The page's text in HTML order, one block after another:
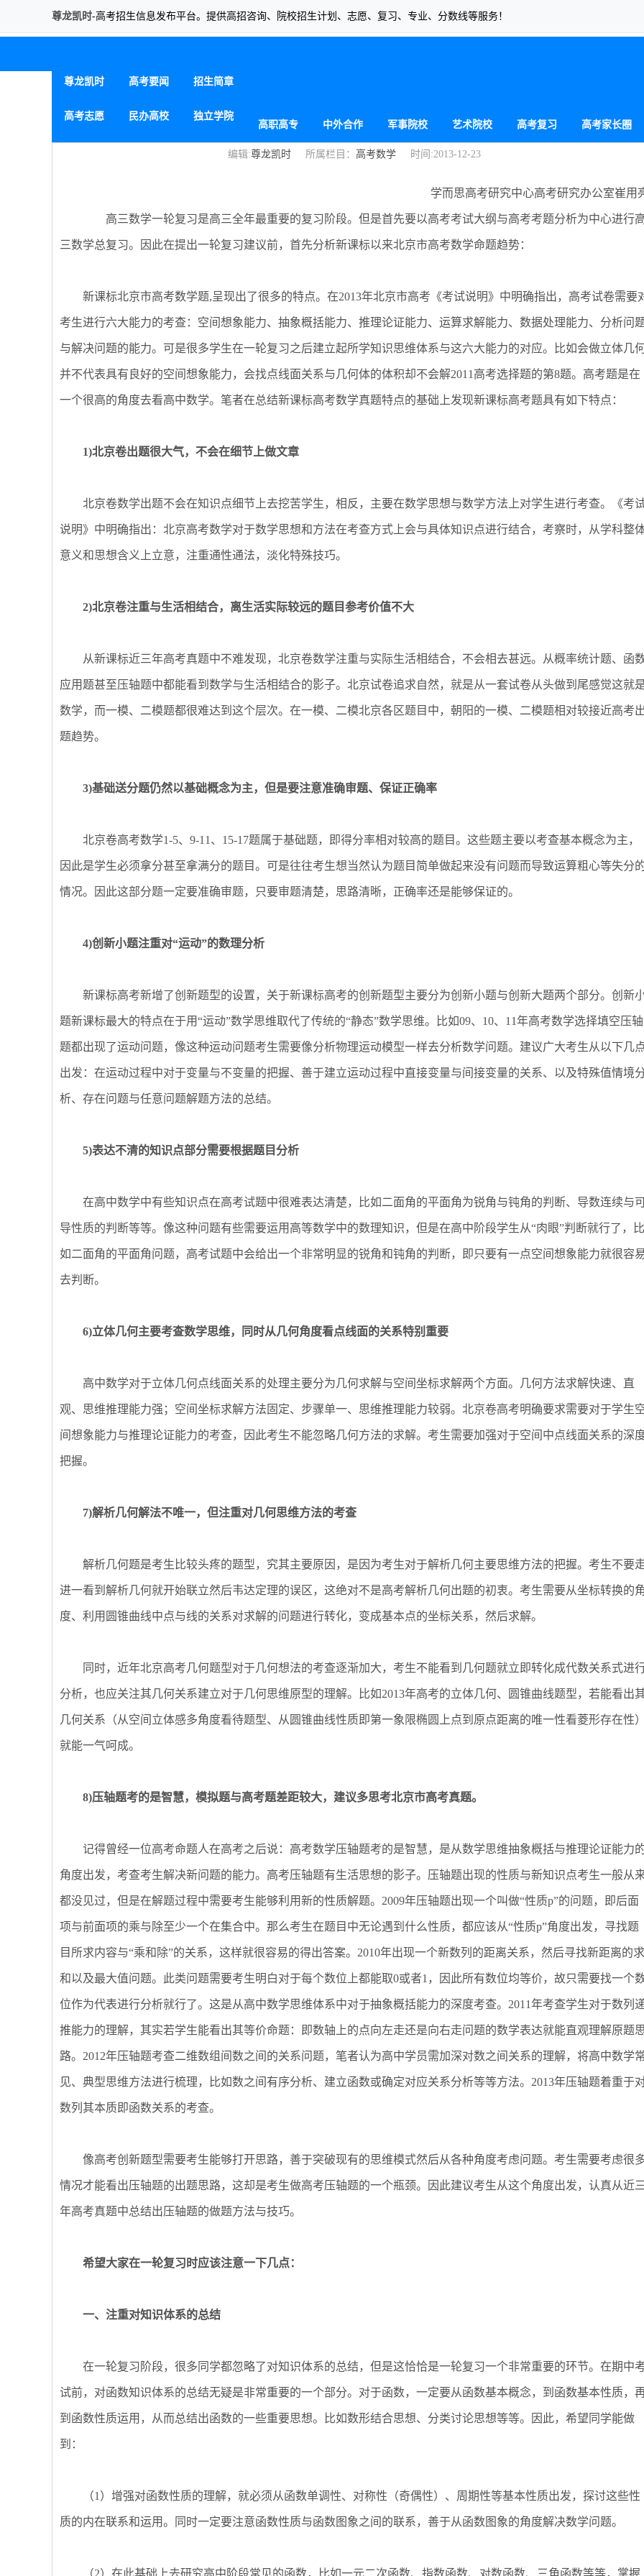
尊龙凯时-高考招生信息发布平台。提供高招咨询、院校招生计划、志愿、复习、专业、分数线等服务！
尊龙凯时 高考要闻 招生简章
高考志愿 民办高校
独立学院
高职高专
中外合作 军事院校 艺术院校 高考复习 高考家长圈
编辑:尊龙凯时 所属栏目： 高考数学 时间:2013-12-23
学而思高考研究中心高考研究办公室崔用
高三数学一轮复习是高三全年最重要的复习阶段。但是首先要以高考考试大纲与高考考题分析为中心进行
三数学总复习。因此在提出一轮复习建议前，首先分析新课标以来北京市高考数学命题趋势：
新课标北京市高考数学题,呈现出了很多的特点。在2013年北京市高考《考试说明》中明确指出，高考试卷需要
考生进行六大能力的考查：空间想象能力、抽象概括能力、推理论证能力、运算求解能力、数据处理能力、分析问
与解决问题的能力。可是很多学生在一轮复习之后建立起所学知识思维体系与这六大能力的对应。比如会做立体几
并不代表具有良好的空间想象能力，会找点线面关系与几何体的体积却不会解2011高考选择题的第8题。高考题是在
一个很高的角度去看高中数学。笔者在总结新课标高考数学真题特点的基础上发现新课标高考题具有如下特点：
1)北京卷出题很大气，不会在细节上做文章
北京卷数学出题不会在知识点细节上去挖苦学生，相反，主要在数学思想与数学方法上对学生进行考查。《考
说明》中明确指出：北京高考数学对于数学思想和方法在考查方式上会与具体知识点进行结合，考察时，从学科整
意义和思想含义上立意，注重通性通法，淡化特殊技巧。
2)北京卷注重与生活相结合，离生活实际较远的题目参考价值不大
从新课标近三年高考真题中不难发现，北京卷数学注重与实际生活相结合，不会相去甚远。从概率统计题、函
应用题甚至压轴题中都能看到数学与生活相结合的影子。北京试卷追求自然，就是从一套试卷从头做到尾感觉这就
数学，而一模、二模题都很难达到这个层次。在一模、二模北京各区题目中，朝阳的一模、二模题相对较接近高考
题趋势。
3)基础送分题仍然以基础概念为主，但是要注意准确审题、保证正确率
北京卷高考数学1-5、9-11、15-17题属于基础题，即得分率相对较高的题目。这些题主要以考查基本概念为主，
因此是学生必须拿分甚至拿满分的题目。可是往往考生想当然认为题目简单做起来没有问题而导致运算粗心等失分
情况。因此这部分题一定要准确审题，只要审题清楚，思路清晰，正确率还是能够保证的。
4)创新小题注重对“运动”的数理分析
新课标高考新增了创新题型的设置，关于新课标高考的创新题型主要分为创新小题与创新大题两个部分。创新
题新课标最大的特点在于用“运动”数学思维取代了传统的“静态”数学思维。比如09、10、11年高考数学选择填空压轴
题都出现了运动问题，像这种运动问题考生需要像分析物理运动模型一样去分析数学问题。建议广大考生从以下几
出发：在运动过程中对于变量与不变量的把握、善于建立运动过程中直接变量与间接变量的关系、以及特殊值情境
析、存在问题与任意问题解题方法的总结。
5)表达不清的知识点部分需要根据题目分析
在高中数学中有些知识点在高考试题中很难表达清楚，比如二面角的平面角为锐角与钝角的判断、导数连续与
导性质的判断等等。像这种问题有些需要运用高等数学中的数理知识，但是在高中阶段学生从“肉眼”判断就行了，比
如二面角的平面角问题，高考试题中会给出一个非常明显的锐角和钝角的判断，即只要有一点空间想象能力就很容
去判断。
6)立体几何主要考查数学思维，同时从几何角度看点线面的关系特别重要
高中数学对于立体几何点线面关系的处理主要分为几何求解与空间坐标求解两个方面。几何方法求解快速、直
观、思维推理能力强；空间坐标求解方法固定、步骤单一、思维推理能力较弱。北京卷高考明确要求需要对于学生
间想象能力与推理论证能力的考查，因此考生不能忽略几何方法的求解。考生需要加强对于空间中点线面关系的深
把握。
7)解析几何解法不唯一，但注重对几何思维方法的考查
解析几何题是考生比较头疼的题型，究其主要原因，是因为考生对于解析几何主要思维方法的把握。考生不要
进一看到解析几何就开始联立然后韦达定理的误区，这绝对不是高考解析几何出题的初衷。考生需要从坐标转换的角
度、利用圆锥曲线中点与线的关系对求解的问题进行转化，变成基本点的坐标关系，然后求解。
同时，近年北京高考几何题型对于几何想法的考查逐渐加大，考生不能看到几何题就立即转化成代数关系式进
分析，也应关注其几何关系建立对于几何思维原型的理解。比如2013年高考的立体几何、圆锥曲线题型，若能看出
几何关系（从空间立体感多角度看待题型、从圆锥曲线性质即第一象限椭圆上点到原点距离的唯一性看菱形存在性）
就能一气呵成。
8)压轴题考的是智慧，模拟题与高考题差距较大，建议多思考北京市高考真题。
记得曾经一位高考命题人在高考之后说：高考数学压轴题考的是智慧，是从数学思维抽象概括与推理论证能力
角度出发，考查考生解决新问题的能力。高考压轴题有生活思想的影子。压轴题出现的性质与新知识点考生一般从
都没见过，但是在解题过程中需要考生能够利用新的性质解题。2009年压轴题出现一个叫做“性质p”的问题，即后面
项与前面项的乘与除至少一个在集合中。那么考生在题目中无论遇到什么性质，都应该从“性质p”角度出发，寻找题
目所求内容与“乘和除”的关系，这样就很容易的得出答案。2010年出现一个新数列的距离关系，然后寻找新距离的求
和以及最大值问题。此类问题需要考生明白对于每个数位上都能取0或者1，因此所有数位均等价，故只需要找一个
位作为代表进行分析就行了。这是从高中数学思维体系中对于抽象概括能力的深度考查。2011年考查学生对于数列
推能力的理解，其实若学生能看出其等价命题：即数轴上的点向左走还是向右走问题的数学表达就能直观理解原题
路。2012年压轴题考查二维数组间数之间的关系问题，笔者认为高中学员需加深对数之间关系的理解，将高中数学
见、典型思维方法进行梳理，比如数之间有序分析、建立函数或确定对应关系分析等等方法。2013年压轴题着重于
数列其本质即函数关系的考查。
像高考创新题型需要考生能够打开思路，善于突破现有的思维模式然后从各种角度考虑问题。考生需要考虑很
情况才能看出压轴题的出题思路，这却是考生做高考压轴题的一个瓶颈。因此建议考生从这个角度出发，认真从近三
年高考真题中总结出压轴题的做题方法与技巧。
希望大家在一轮复习时应该注意一下几点：
一、注重对知识体系的总结
在一轮复习阶段，很多同学都忽略了对知识体系的总结，但是这恰恰是一轮复习一个非常重要的环节。在期中
试前，对函数知识体系的总结无疑是非常重要的一个部分。对于函数，一定要从函数基本概念，到函数基本性质，
到函数性质运用，从而总结出函数的一些重要思想。比如数形结合思想、分类讨论思想等等。因此，希望同学能做
到：
（1）增强对函数性质的理解，就必须从函数单调性、对称性（奇偶性）、周期性等基本性质出发，探讨这些性
质的内在联系和运用。同时一定要注意函数性质与函数图象之间的联系，善于从函数图象的角度解决数学问题。
（2）在此基础上去研究高中阶段常见的函数，比如一元二次函数、指数函数、对数函数、三角函数等等，掌握